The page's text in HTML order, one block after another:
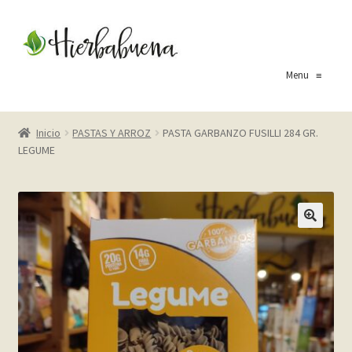
aal
Menu≡
Inicio
About Us
Blog
Carrito
Cart
Checkout
Inicio PASTAS Y ARROZ
PASTA GARBANZO FUSILLI 284 GR.
LEGUME